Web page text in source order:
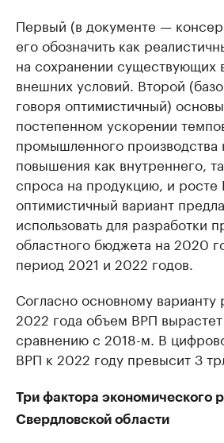
Первый (в документе —
его обозначить как
на сохранении существующих
внешних условий. Второй
говоря оптимистичный)
постепенном ускорении
промышленного производства
повышения как внутреннего,
спроса на продукцию, и
оптимистичный вариант
использовать для разработки
областного бюджета на 2020
период 2021 и 2022 годов.
Согласно основному варианту
2022 года объем ВРП вырастет
сравнению с 2018-м. В
ВРП к 2022 году превысит 3
Три фактора экономического
Свердловской области